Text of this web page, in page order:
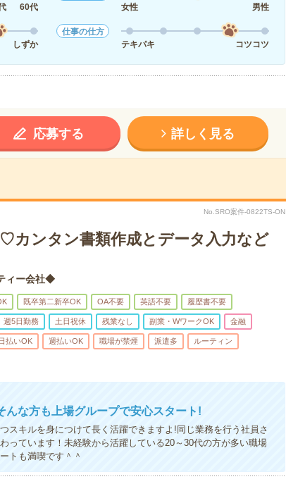
60代
女性
男性
しずか
仕事の仕方
テキパキ
コツコツ
応募する 詳しく見る
No.SRO案件-0822TS-ON
♡カンタン書類作成とデータ入力など
ィー会社◆
既卒第二新卒OK OA不要 英語不要 履歴書不要
週5日勤務 土日祝休 残業なし 副業・WワークOK 金融
払いOK 週払いOK 職場が禁煙 派遣多 ルーティン
んな方も上場グループで安心スタート!
スキルを身につけて長く活躍できますよ!同じ業務を行う社員さ
っています！未経験から活躍している20～30代の方が多い職場
トも満喫です＾＾